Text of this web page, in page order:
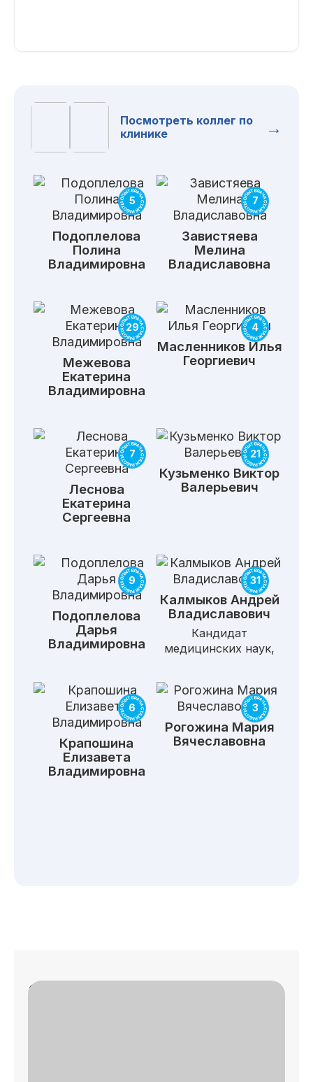
Посмотреть коллег по
клинике
→
Подоплелова
Полина
Владимировна
5
Завистяева
Мелина
Владиславовна
7
Межевова
Екатерина
Владимировна
29
Масленников Илья
Георгиевич
4
Леснова
Екатерина
Сергеевна
7
Кузьменко Виктор
Валерьевич
21
Подоплелова
Дарья
Владимировна
9
Калмыков Андрей
Владиславович
Кандидат
медицинских наук,
31
Крапошина
Елизавета
Владимировна
6
Рогожина Мария
Вячеславовна
3
Записаться на приём